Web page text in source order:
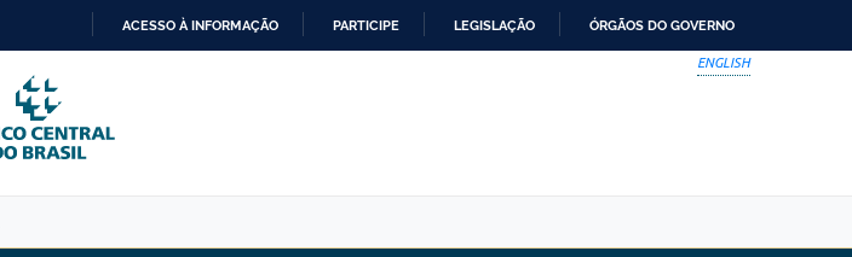
PARA
O
CONTEÚDO
ACESSO À INFORMAÇÃO PARTICIPE LEGISLAÇÃO ÓRGÃOS DO GOVERNO
ENGLISH